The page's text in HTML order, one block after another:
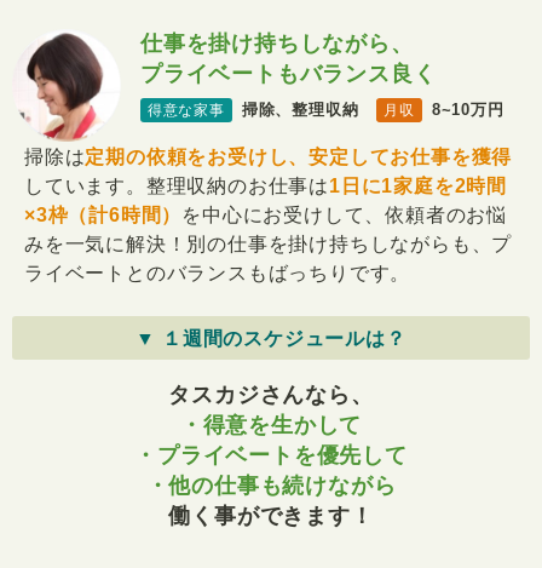
仕事を掛け持ちしながら、
プライベートもバランス良く
得意な家事 掃除、整理収納 月収 8~10万円
掃除は定期の依頼をお受けし、安定してお仕事を獲得
しています。整理収納のお仕事は1日に1家庭を2時間
×3枠（計6時間）
を中心にお受けして、依頼者のお悩
みを一気に解決！別の仕事を掛け持ちしながらも、プ
ライベートとのバランスもばっちりです。
▼ １週間のスケジュールは？
タスカジさんなら、
・得意を生かして
・プライベートを優先して
・他の仕事も続けながら
働く事ができます！